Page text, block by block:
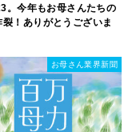
。今年もお母さんたちの
裂！ありがとうございま
お母さん業界新聞